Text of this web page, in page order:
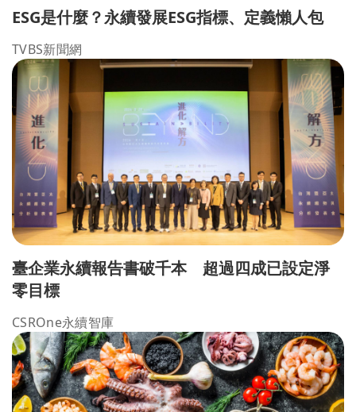
ESG是什麼？永續發展ESG指標、定義懶人包
TVBS新聞網
臺企業永續報告書破千本 超過四成已設定淨
零目標
CSROne永續智庫